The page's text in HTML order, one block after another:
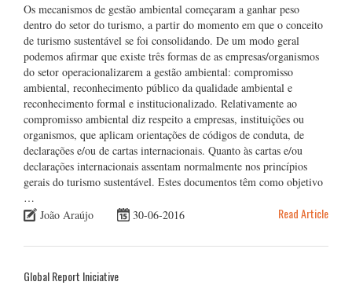
Os mecanismos de gestão ambiental começaram a ganhar peso
dentro do setor do turismo, a partir do momento em que o conceito
de turismo sustentável se foi consolidando. De um modo geral
podemos afirmar que existe três formas de as empresas/organismos
do setor operacionalizarem a gestão ambiental: compromisso
ambiental, reconhecimento público da qualidade ambiental e
reconhecimento formal e institucionalizado. Relativamente ao
compromisso ambiental diz respeito a empresas, instituições ou
organismos, que aplicam orientações de códigos de conduta, de
declarações e/ou de cartas internacionais. Quanto às cartas e/ou
declarações internacionais assentam normalmente nos princípios
gerais do turismo sustentável. Estes documentos têm como objetivo
…
João Araújo
30-06-2016 Read Article
Global Report Iniciative